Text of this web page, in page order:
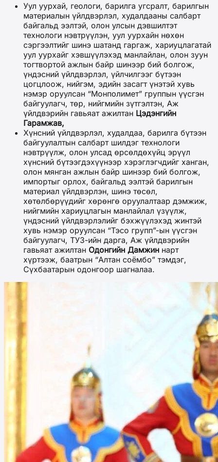
Уул уурхай, геологи, барилга угсралт, барилгын
материалын үйлдвэрлэл, худалдааны салбарт
байгальд ээлтэй, олон улсын дэвшилтэт
технологи нэвтрүүлэн, уул уурхайн нөхөн
сэргээлтийг шинэ шатанд гаргаж, хариуцлагатай
уул уурхайг хэвшүүлэхэд манлайлан, олон зуун
тогтвортой ажлын байр шинээр бий болгож,
үндэсний үйлдвэрлэл, үйлчилгээг бүтээн
цогцлоож, нийгэм, эдийн засагт үнэтэй хувь
нэмэр оруулсан “Монполимет” группын үүсгэн
байгуулагч, төр, нийгмийн зүтгэлтэн, Аж
үйлдвэрийн гавьяат ажилтан Цэдэнгийн
Гарамжав,
Хүнсний үйлдвэрлэл, худалдаа, барилга бүтээн
байгуулалтын салбарт шилдэг технологи
нэвтрүүлж, олон улсад өрсөлдөхүйц эрүүл
хүнсний бүтээгдэхүүнээр хэрэглэгчдийг ханган,
олон мянган ажлын байр шинээр бий болгож,
импортыг орлох, байгальд ээлтэй барилгын
материал үйлдвэрлэн, шинэ төсөл,
хөтөлбөрүүдийг хөрөнгө оруулалтаар дэмжиж,
нийгмийн хариуцлагын манлайлал үзүүлж,
үндэсний үйлдвэрлэлийг бэхжүүлэхэд жинтэй
хувь нэмэр оруулсан “Тэсо групп”-ын үүсгэн
байгуулагч, ТУЗ-ийн дарга, Аж үйлдвэрийн
гавьяат ажилтан Одонгийн Дамжин нарт
хүртээж, баатрын “Алтан соёмбо” тэмдэг,
Сүхбаатарын одонгоор шагналаа.